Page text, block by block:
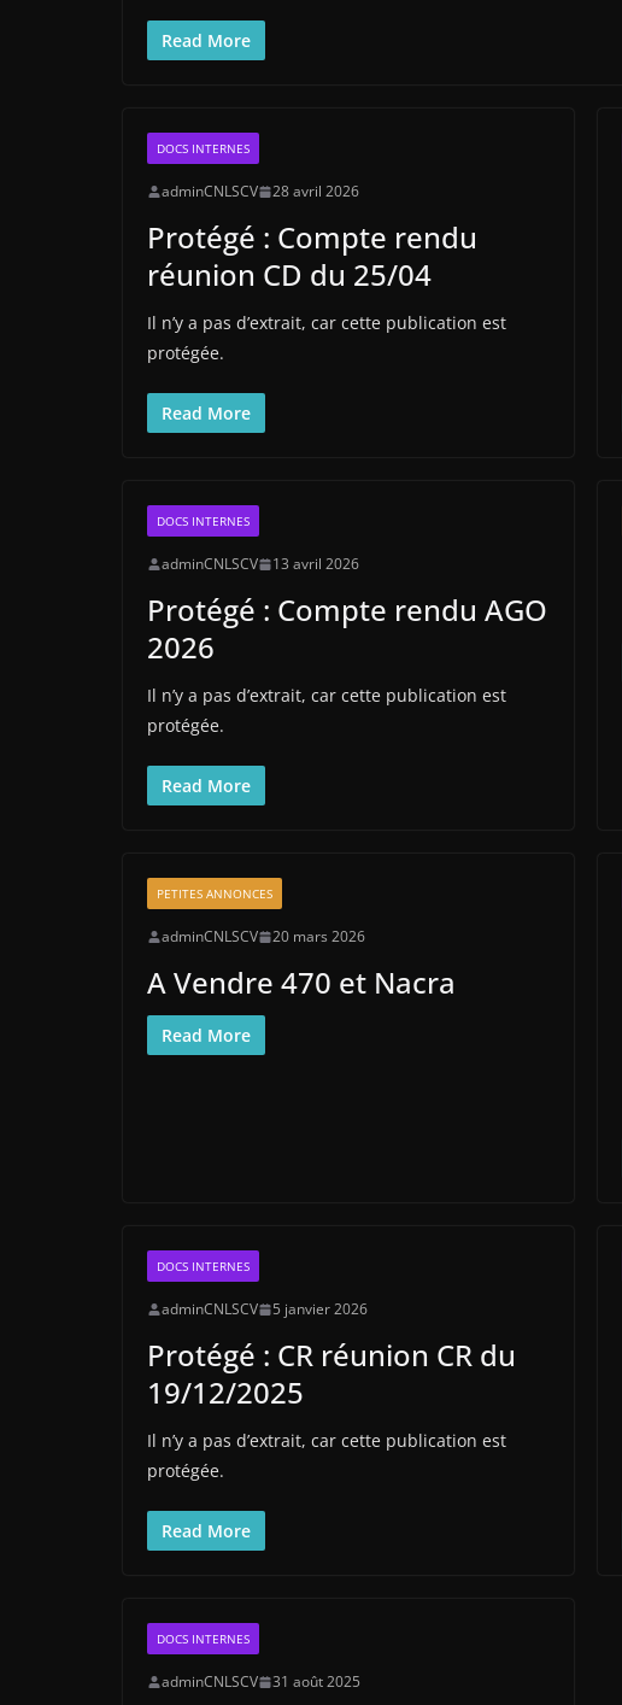
Read More
DOCS INTERNES
adminCNLSCV 28 avril 2026
Protégé : Compte rendu
réunion CD du 25/04
Il n’y a pas d’extrait, car cette publication est
protégée.
Read More
DOCS INTERNES
adminCNLSCV 13 avril 2026
Protégé : Compte rendu AGO
2026
Il n’y a pas d’extrait, car cette publication est
protégée.
Read More
PETITES ANNONCES
adminCNLSCV 20 mars 2026
A Vendre 470 et Nacra
Read More
DOCS INTERNES
adminCNLSCV 5 janvier 2026
Protégé : CR réunion CR du
19/12/2025
Il n’y a pas d’extrait, car cette publication est
protégée.
Read More
DOCS INTERNES
adminCNLSCV 31 août 2025